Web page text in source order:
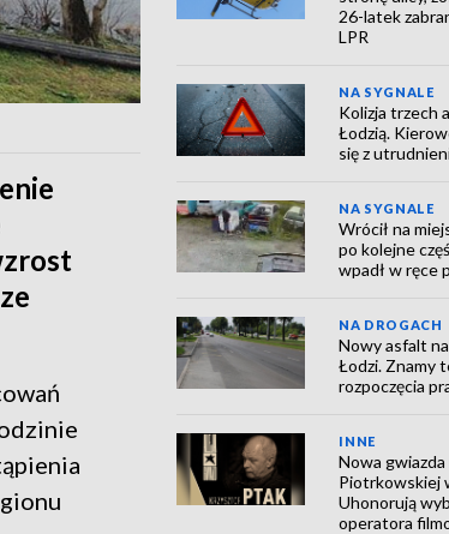
26-latek
LPR
NA SYGNALE
Kolizja trzech
Łodzią.
się z
NA SYGNALE
Wrócił na
po kolejne
wpadł w ręce
NA DROGACH
Nowy asfalt
Łodzi. Znamy
rozpoczęcia
INNE
Nowa gwiazda
Piotrkowskiej
Uhonorują
operatora